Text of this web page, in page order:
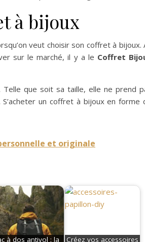
à bijoux
veut choisir son coffret à bijoux.
sur le marché, il y a le Coffret
que soit sa taille, elle ne prend
un coffret à bijoux en forme
et originale
à dos antivol : la Créez vos accessoires